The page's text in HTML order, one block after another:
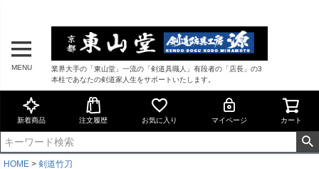
MENU
業界大手の「東山堂」一流の「剣道具職人」有段者の「店長」の3
本柱であなたの剣道家人生をサポートいたします。
新着商品 注文履歴 お気に入り マイページ カート
HOME
剣道竹刀